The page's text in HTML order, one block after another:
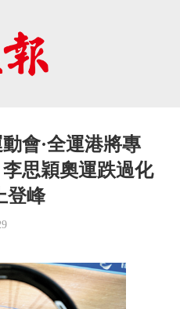
會·全運港將專
思穎奧運跌過化
登峰